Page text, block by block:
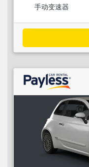
手动变速器